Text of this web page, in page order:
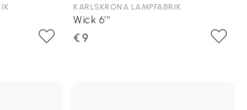
KARLSKRONA LAMPFABRIK
Wick 6'''
€ 9